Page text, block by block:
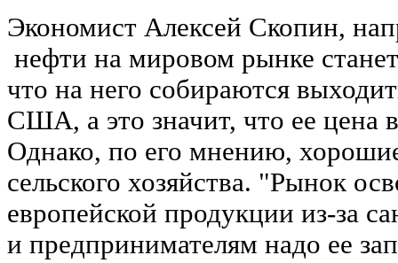
Экономист Алексей Скопин,
нефти на мировом рынке
что на него собираются
США, а это значит, что ее цена
Однако, по его мнению,
сельского хозяйства. "Рынок
европейской продукции из-за
и предпринимателям надо ее